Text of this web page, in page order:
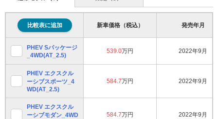
比較表に追加 新車価格（税込） 発売年月
PHEV Sパッケージ
_4WD(AT_2.5)
539.0万円 2022年9月
PHEV エクスクル
ーシブスポーツ_4
WD(AT_2.5)
584.7万円 2022年9月
PHEV エクスクル
ーシブモダン_4WD
584.7万円 2022年9月